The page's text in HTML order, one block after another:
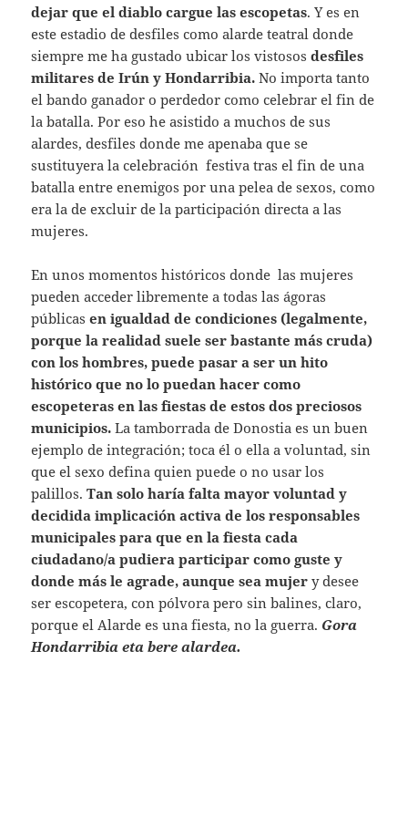
dejar que el diablo cargue las escopetas. Y es en
este estadio de desfiles como alarde teatral donde
siempre me ha gustado ubicar los vistosos desfiles
militares de Irún y Hondarribia. No importa tanto
el bando ganador o perdedor como celebrar el fin de
la batalla. Por eso he asistido a muchos de sus
alardes, desfiles donde me apenaba que se
sustituyera la celebración festiva tras el fin de una
batalla entre enemigos por una pelea de sexos, como
era la de excluir de la participación directa a las
mujeres.
En unos momentos históricos donde las mujeres
pueden acceder libremente a todas las ágoras
públicasen igualdad de condiciones (legalmente,
porque la realidad suele ser bastante más cruda)
con los hombres, puede pasar a ser un hito
histórico que no lo puedan hacer como
escopeteras en las fiestas de estos dos preciosos
municipios. La tamborrada de Donostia es un buen
ejemplo de integración; toca él o ella a voluntad, sin
que el sexo defina quien puede o no usar los
palillos.Tan solo haría falta mayor voluntad y
decidida implicación activa de los responsables
municipales para que en la fiesta cada
ciudadano/a pudiera participar como guste y
donde más le agrade, aunque sea mujer y desee
ser escopetera, con pólvora pero sin balines, claro,
porque el Alarde es una fiesta, no la guerra. Gora
Hondarribia eta bere alardea.